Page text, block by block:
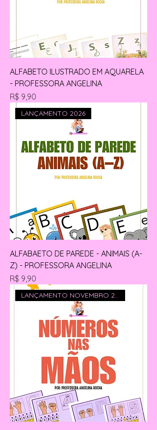
ALFABETO ILUSTRADO EM AQUARELA
- PROFESSORA ANGELINA
Preço
R$ 9,90
LANÇAMENTO 2026
ALFABAETO DE PAREDE - ANIMAIS (A-
Z) - PROFESSORA ANGELINA
Preço
R$ 9,90
LANÇAMENTO NOVEMBRO 2026